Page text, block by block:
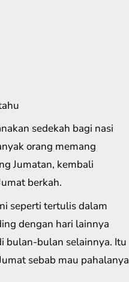
sedekah bagi nasi
orang memang
Jumatan, kembali
berkah.
seperti tertulis dalam
dengan hari lainnya
bulan-bulan selainnya. Itu
sebab mau pahalanya